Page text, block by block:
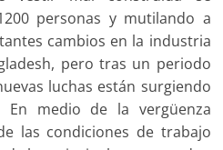
personas y mutilando a
cambios en la industria
pero tras un periodo
luchas están surgiendo
En medio de la vergüenza
las condiciones de trabajo